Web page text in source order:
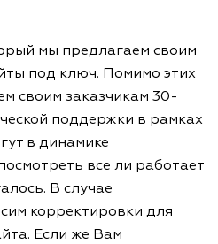
мы предлагаем своим
под ключ. Помимо этих
своим заказчикам 30-
поддержки в рамках
в динамике
все ли работает
В случае
корректировки для
Если же Вам